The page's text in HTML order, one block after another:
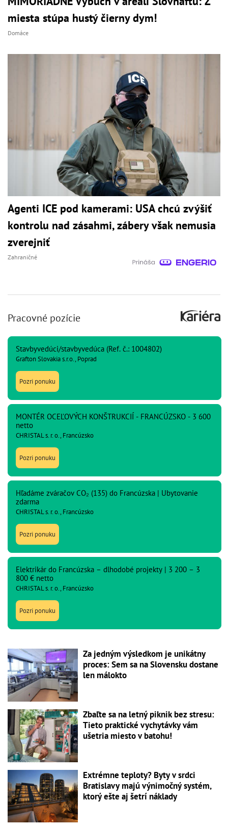
miesta stúpa hustý čierny dym!
Domáce
Agenti ICE pod kamerami: USA chcú zvýšiť
kontrolu nad zásahmi, zábery však nemusia
zverejniť
Zahraničné
Pracovné pozície
Stavbyvedúci/stavbyvedúca (Ref. č.: 1004802)
Grafton Slovakia s.r.o., Poprad
Pozri ponuku
MONTÉR OCEĽOVÝCH KONŠTRUKCIÍ - FRANCÚZSKO - 3 600
netto
CHRISTAL s. r. o., Francúzsko
Pozri ponuku
Hľadáme zváračov CO₂ (135) do Francúzska | Ubytovanie
zdarma
CHRISTAL s. r. o., Francúzsko
Pozri ponuku
Elektrikár do Francúzska – dlhodobé projekty | 3 200 – 3
800 € netto
CHRISTAL s. r. o., Francúzsko
Pozri ponuku
Za jedným výsledkom je unikátny
proces: Sem sa na Slovensku dostane
len málokto
Zbaľte sa na letný piknik bez stresu:
Tieto praktické vychytávky vám
ušetria miesto v batohu!
Extrémne teploty? Byty v srdci
Bratislavy majú výnimočný systém,
ktorý ešte aj šetrí náklady